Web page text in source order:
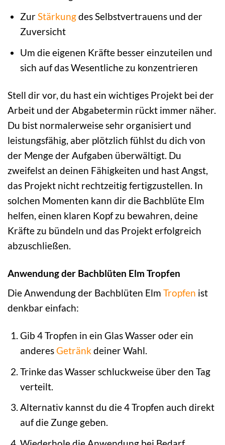
ZurStärkungdes Selbstvertrauens und der
Zuversicht
Um die eigenen Kräfte besser einzuteilen und
sich auf das Wesentliche zu konzentrieren
Stell dir vor, du hast ein wichtiges Projekt bei der
Arbeit und der Abgabetermin rückt immer näher.
Du bist normalerweise sehr organisiert und
leistungsfähig, aber plötzlich fühlst du dich von
der Menge der Aufgaben überwältigt. Du
zweifelst an deinen Fähigkeiten und hast Angst,
das Projekt nicht rechtzeitig fertigzustellen. In
solchen Momenten kann dir die Bachblüte Elm
helfen, einen klaren Kopf zu bewahren, deine
Kräfte zu bündeln und das Projekt erfolgreich
abzuschließen.
Anwendung der Bachblüten Elm Tropfen
Die Anwendung der Bachblüten Elm Tropfen ist
denkbar einfach:
Gib 4 Tropfen in ein Glas Wasser oder ein
anderesGetränkdeiner Wahl.
Trinke das Wasser schluckweise über den Tag
verteilt.
Alternativ kannst du die 4 Tropfen auch direkt
auf die Zunge geben.